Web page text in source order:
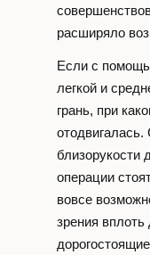
расширяло
Если с
легкой и
грань, при
отодвигалась.
близорукости
операции
вовсе
зрения